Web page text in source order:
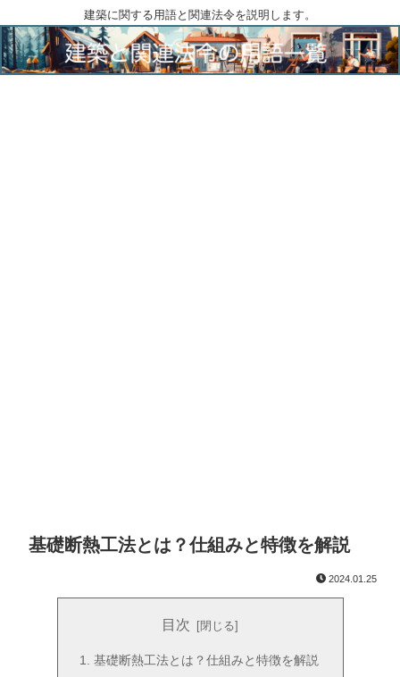
建築に関する用語と関連法令を説明します。
基礎断熱工法とは？仕組みと特徴を解説
2024.01.25
目次
基礎断熱工法とは？仕組みと特徴を解説